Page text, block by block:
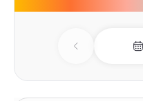
Previous day